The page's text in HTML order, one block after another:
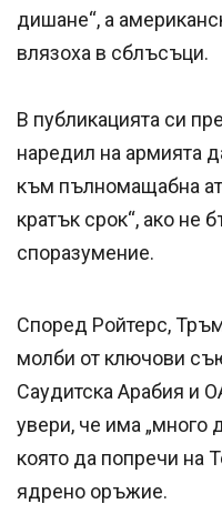
дишане“, а
влязоха в сблъсъци.
В публикацията си
наредил на армията
към пълномащабна
кратък срок“, ако не
споразумение.
Според Ройтерс,
молби от ключови
Саудитска Арабия и
увери, че има „много
която да попречи на
ядрено оръжие.